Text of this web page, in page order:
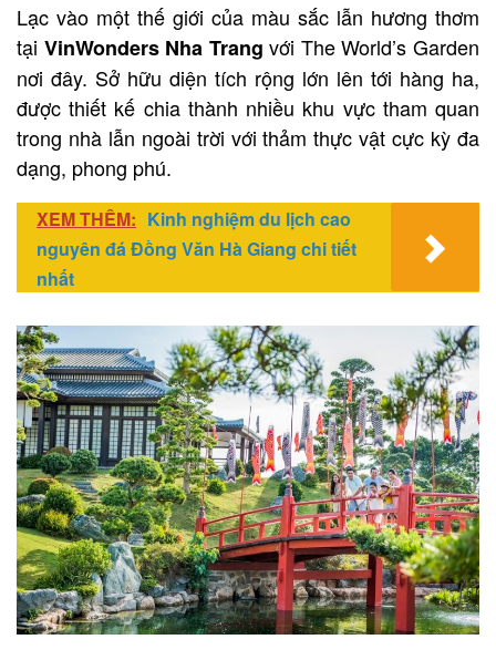
Lạc vào một thế giới của màu sắc lẫn hương thơm
tại VinWonders Nha Trang với The World’s Garden
nơi đây. Sở hữu diện tích rộng lớn lên tới hàng ha,
được thiết kế chia thành nhiều khu vực tham quan
trong nhà lẫn ngoài trời với thảm thực vật cực kỳ đa
dạng, phong phú.
XEM THÊM: Kinh nghiệm du lịch cao
nguyên đá Đồng Văn Hà Giang chi tiết
nhất